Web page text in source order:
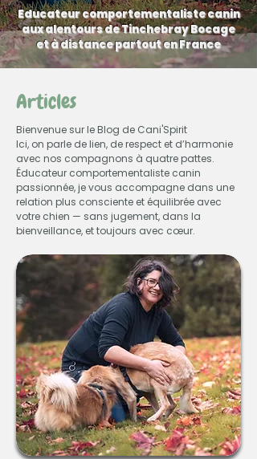
Educateur comportementaliste canin
aux alentours de Tinchebray Bocage
et à distance partout en France
Articles
Bienvenue sur le Blog de Cani'Spirit
Ici, on parle de lien, de respect et d’harmonie
avec nos compagnons à quatre pattes.
Éducateur comportementaliste canin
passionnée, je vous accompagne dans une
relation plus consciente et équilibrée avec
votre chien — sans jugement, dans la
bienveillance, et toujours avec cœur.